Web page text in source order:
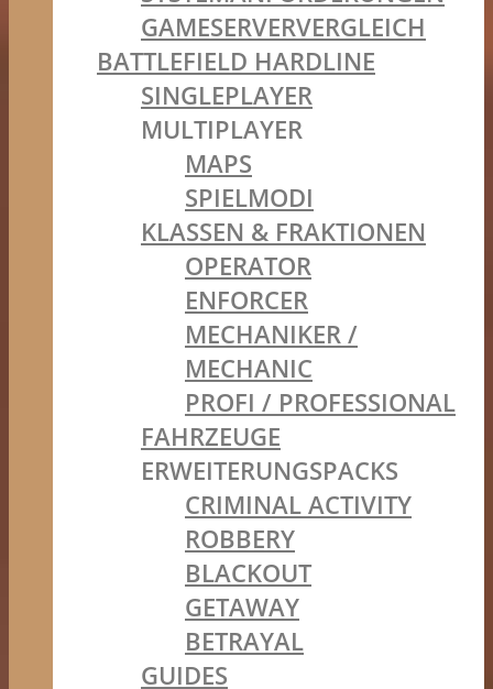
GAMESERVERVERGLEICH
BATTLEFIELD HARDLINE
SINGLEPLAYER
MULTIPLAYER
MAPS
SPIELMODI
KLASSEN & FRAKTIONEN
OPERATOR
ENFORCER
MECHANIKER /
MECHANIC
PROFI / PROFESSIONAL
FAHRZEUGE
ERWEITERUNGSPACKS
CRIMINAL ACTIVITY
ROBBERY
BLACKOUT
GETAWAY
BETRAYAL
GUIDES